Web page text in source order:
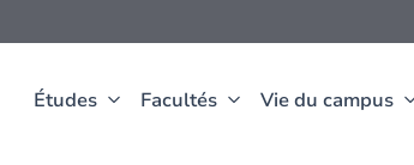
Études Facultés Vie du campus